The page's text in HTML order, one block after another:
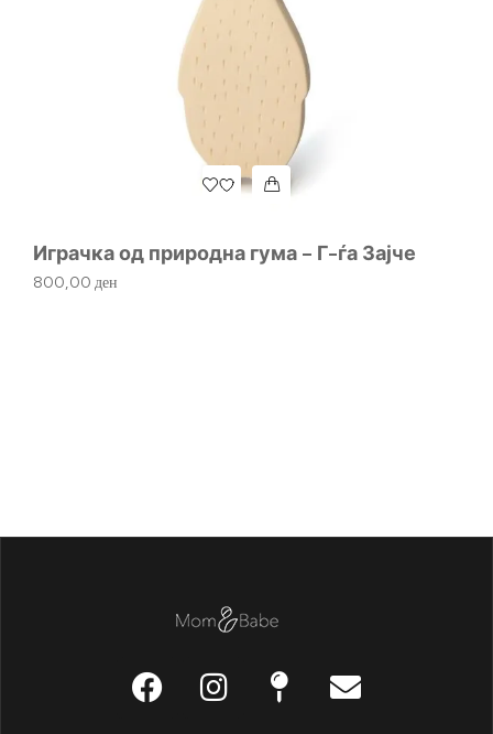
Играчка од природна гума – Г-ѓа Зајче
800,00 ден